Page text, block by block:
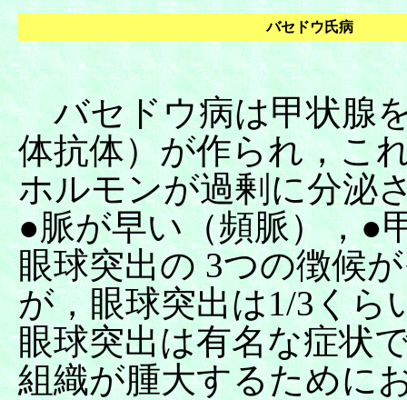
バセドウ氏病
バセドウ病は甲状腺を
体抗体）が作られ，こ
ホルモンが過剰に分泌
●脈が早い（頻脈），●
眼球突出の 3つの徴候
が，眼球突出は1/3く
眼球突出は有名な症状
組織が腫大するために